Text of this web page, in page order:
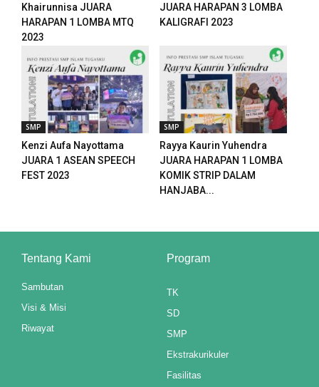
downloader
Khairunnisa JUARA
HARAPAN 1 LOMBA MTQ
2023
JUARA HARAPAN 3 LOMBA
KALIGRAFI 2023
SMP
Kenzi Aufa Nayottama
JUARA 1 ASEAN SPEECH
FEST 2023
SMP
Rayya Kaurin Yuhendra
JUARA HARAPAN 1 LOMBA
KOMIK STRIP DALAM
HANJABA...
Tentang Kami
Sambutan
Visi & Misi
Riwayat
Program
TK
SD
SMP
Ekstrakurikuler
Fasilitas